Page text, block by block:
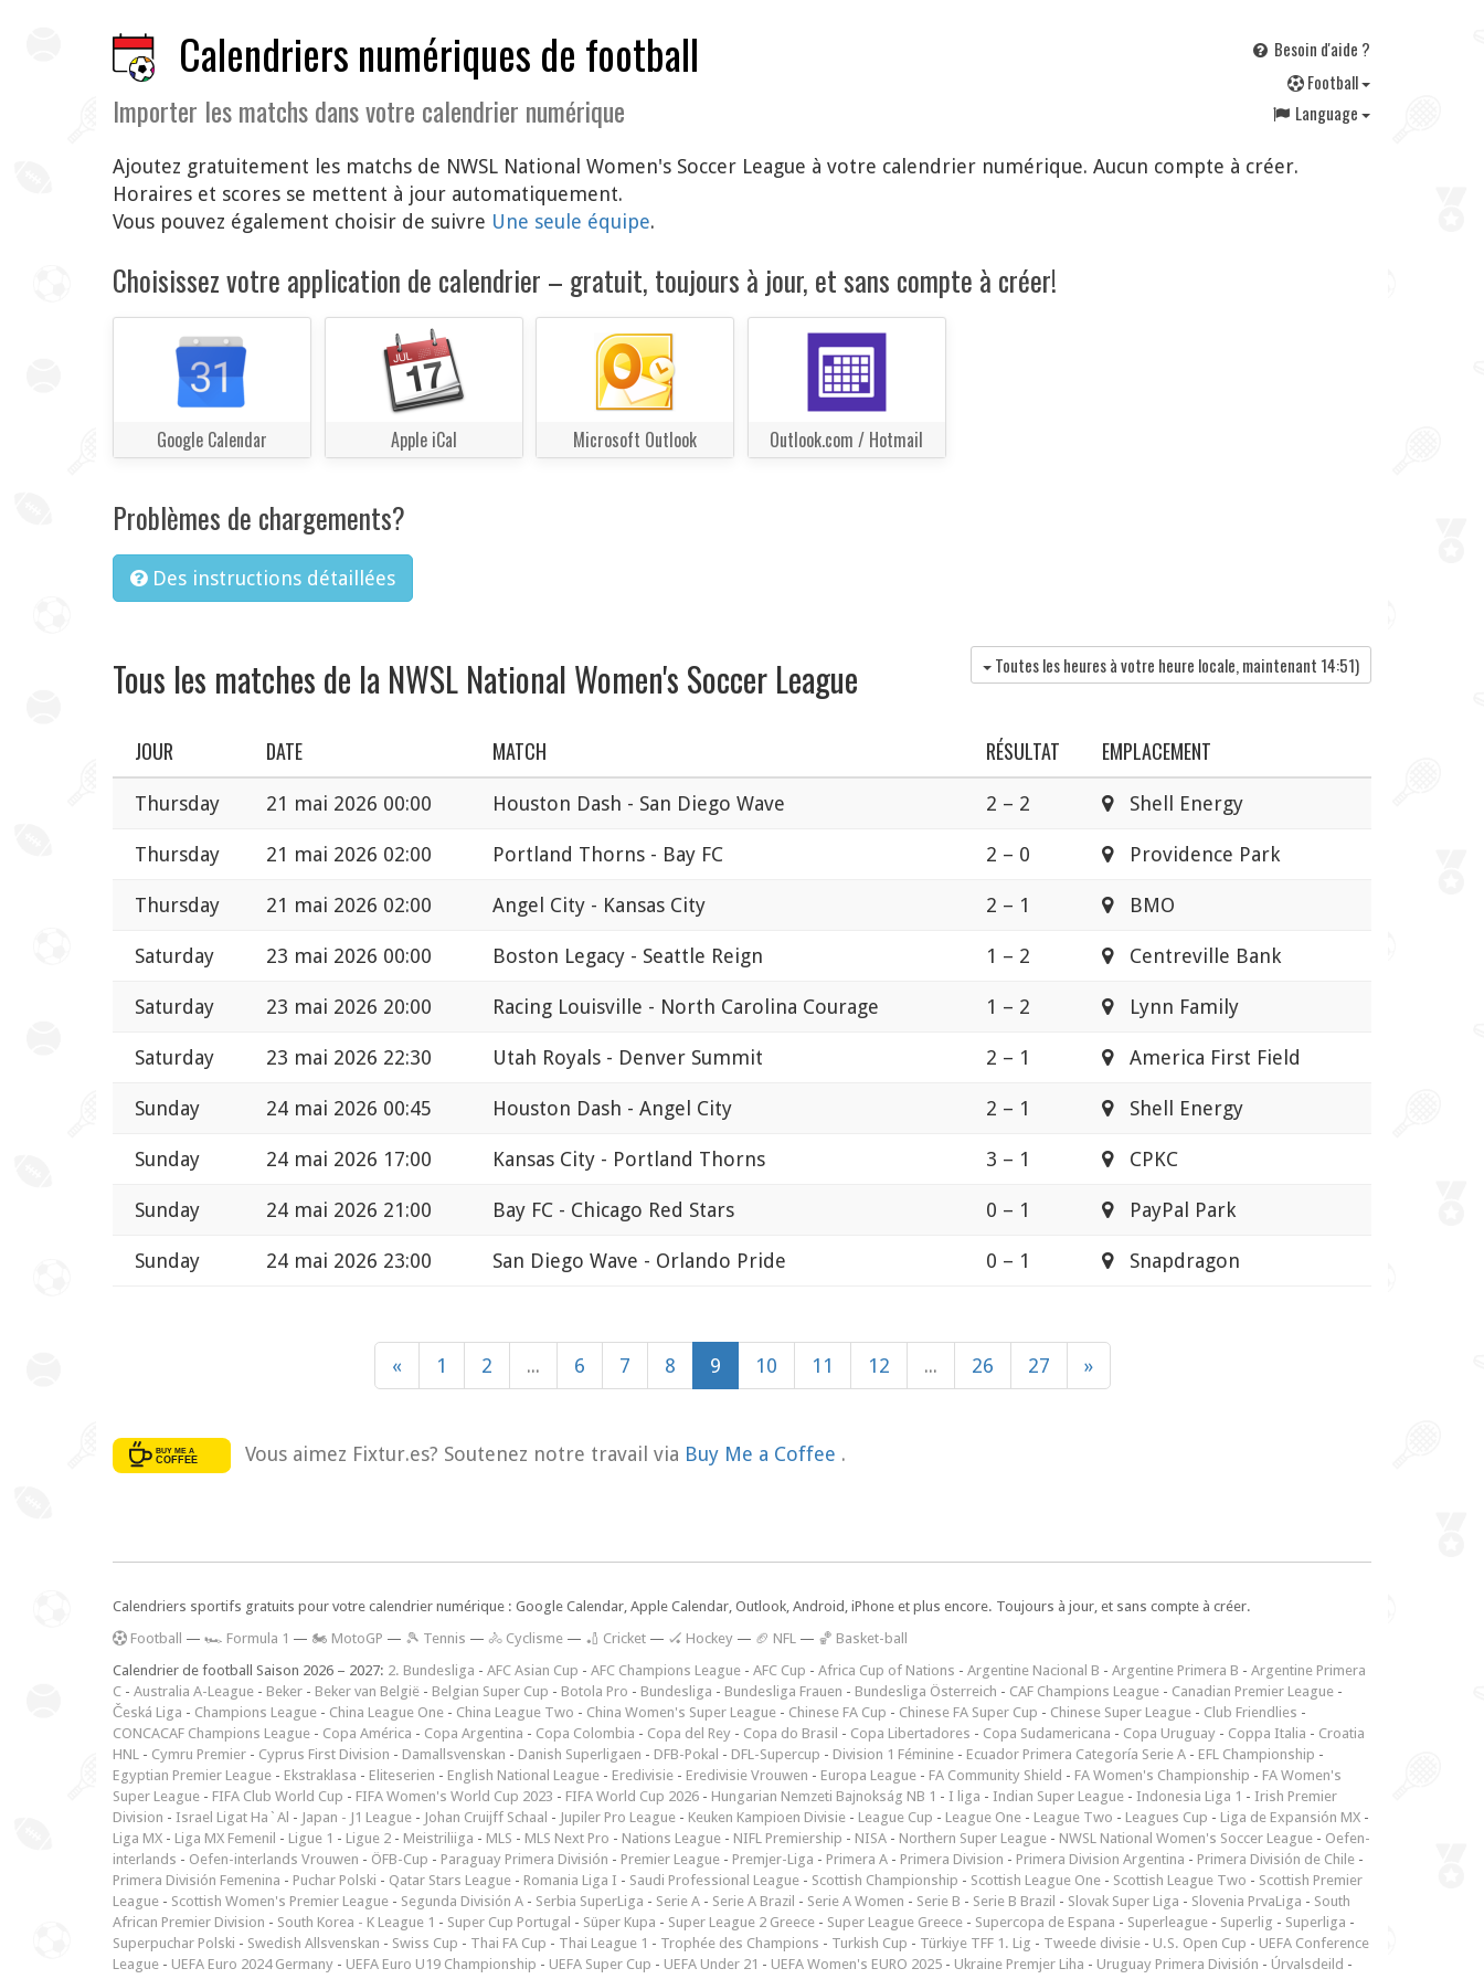
Calendriers numériques de football
Importer les matchs dans votre calendrier numérique
Besoin d'aide ?
Football
Language
Ajoutez gratuitement les matchs de NWSL National Women's Soccer League à votre calendrier numérique. Aucun compte à créer.
Horaires et scores se mettent à jour automatiquement.
Vous pouvez également choisir de suivre Une seule équipe.
Choisissez votre application de calendrier – gratuit, toujours à jour, et sans compte à créer!
Google Calendar Apple iCal Microsoft Outlook Outlook.com / Hotmail
Problèmes de chargements?
Des instructions détaillées
Tous les matches de la NWSL National Women's Soccer League Toutes les heures à votre heure locale, maintenant 14:51)
JOUR DATE MATCH RÉSULTAT EMPLACEMENT
Thursday 21 mai 2026 00:00 Houston Dash - San Diego Wave 2 – 2 Shell Energy
Thursday 21 mai 2026 02:00 Portland Thorns - Bay FC 2 – 0 Providence Park
Thursday 21 mai 2026 02:00 Angel City - Kansas City 2 – 1 BMO
Saturday 23 mai 2026 00:00 Boston Legacy - Seattle Reign 1 – 2 Centreville Bank
Saturday 23 mai 2026 20:00 Racing Louisville - North Carolina Courage 1 – 2 Lynn Family
Saturday 23 mai 2026 22:30 Utah Royals - Denver Summit 2 – 1 America First Field
Sunday 24 mai 2026 00:45 Houston Dash - Angel City 2 – 1 Shell Energy
Sunday 24 mai 2026 17:00 Kansas City - Portland Thorns 3 – 1 CPKC
Sunday 24 mai 2026 21:00 Bay FC - Chicago Red Stars 0 – 1 PayPal Park
Sunday 24 mai 2026 23:00 San Diego Wave - Orlando Pride 0 – 1 Snapdragon
« 1 2 ... 6 7 8 9 10 11 12 ... 26 27 »
Vous aimez Fixtur.es? Soutenez notre travail via Buy Me a Coffee .
Calendriers sportifs gratuits pour votre calendrier numérique : Google Calendar, Apple Calendar, Outlook, Android, iPhone et plus encore. Toujours à jour, et sans compte à créer.
Football — 🏎️ Formula 1 — 🏍 MotoGP — 🎾 Tennis — 🚴 Cyclisme — 🏏 Cricket — 🏑 Hockey — 🏈 NFL — 🏀 Basket-ball
Calendrier de football Saison 2026 – 2027: 2. Bundesliga - AFC Asian Cup - AFC Champions League - AFC Cup - Africa Cup of Nations - Argentine Nacional B - Argentine Primera B - Argentine Primera
C - Australia A-League - Beker - Beker van België - Belgian Super Cup - Botola Pro - Bundesliga - Bundesliga Frauen - Bundesliga Österreich - CAF Champions League - Canadian Premier League -
Česká Liga - Champions League - China League One - China League Two - China Women's Super League - Chinese FA Cup - Chinese FA Super Cup - Chinese Super League - Club Friendlies -
CONCACAF Champions League - Copa América - Copa Argentina - Copa Colombia - Copa del Rey - Copa do Brasil - Copa Libertadores - Copa Sudamericana - Copa Uruguay - Coppa Italia - Croatia
HNL - Cymru Premier - Cyprus First Division - Damallsvenskan - Danish Superligaen - DFB-Pokal - DFL-Supercup - Division 1 Féminine - Ecuador Primera Categoría Serie A - EFL Championship -
Egyptian Premier League - Ekstraklasa - Eliteserien - English National League - Eredivisie - Eredivisie Vrouwen - Europa League - FA Community Shield - FA Women's Championship - FA Women's
Super League - FIFA Club World Cup - FIFA Women's World Cup 2023 - FIFA World Cup 2026 - Hungarian Nemzeti Bajnokság NB 1 - I liga - Indian Super League - Indonesia Liga 1 - Irish Premier
Division - Israel Ligat Ha`Al - Japan - J1 League - Johan Cruijff Schaal - Jupiler Pro League - Keuken Kampioen Divisie - League Cup - League One - League Two - Leagues Cup - Liga de Expansión MX -
Liga MX - Liga MX Femenil - Ligue 1 - Ligue 2 - Meistriliiga - MLS - MLS Next Pro - Nations League - NIFL Premiership - NISA - Northern Super League - NWSL National Women's Soccer League - Oefen-
interlands - Oefen-interlands Vrouwen - ÖFB-Cup - Paraguay Primera División - Premier League - Premjer-Liga - Primera A - Primera Division - Primera Division Argentina - Primera División de Chile -
Primera División Femenina - Puchar Polski - Qatar Stars League - Romania Liga I - Saudi Professional League - Scottish Championship - Scottish League One - Scottish League Two - Scottish Premier
League - Scottish Women's Premier League - Segunda División A - Serbia SuperLiga - Serie A - Serie A Brazil - Serie A Women - Serie B - Serie B Brazil - Slovak Super Liga - Slovenia PrvaLiga - South
African Premier Division - South Korea - K League 1 - Super Cup Portugal - Süper Kupa - Super League 2 Greece - Super League Greece - Supercopa de Espana - Superleague - Superlig - Superliga -
Superpuchar Polski - Swedish Allsvenskan - Swiss Cup - Thai FA Cup - Thai League 1 - Trophée des Champions - Turkish Cup - Türkiye TFF 1. Lig - Tweede divisie - U.S. Open Cup - UEFA Conference
League - UEFA Euro 2024 Germany - UEFA Euro U19 Championship - UEFA Super Cup - UEFA Under 21 - UEFA Women's EURO 2025 - Ukraine Premjer Liha - Uruguay Primera División - Úrvalsdeild -